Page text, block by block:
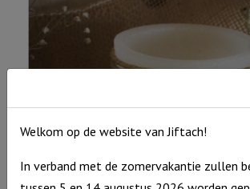
Welkom op de website van Jiftach!
In verband met de zomervakantie zullen